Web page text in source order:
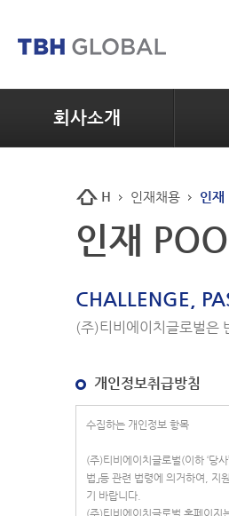
회사소개
H 인재채용 인재
인재
CHALLENGE,
(주)티비에이치글로벌은
개인정보취급방침